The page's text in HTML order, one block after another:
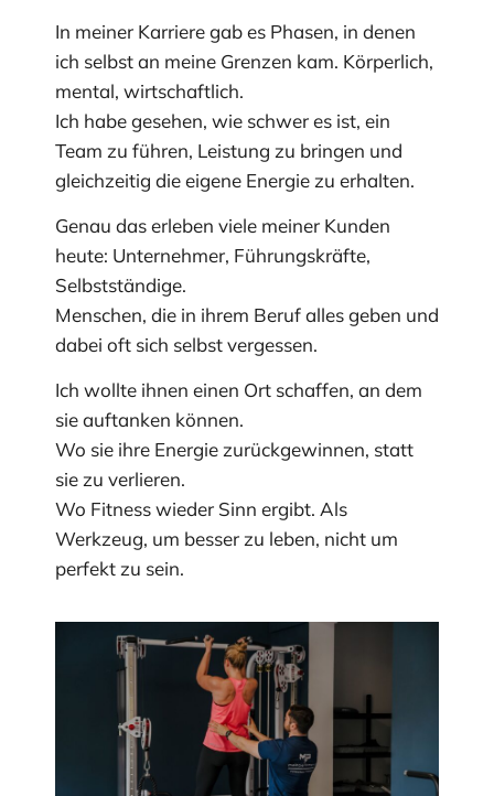
In meiner Karriere gab es Phasen, in denen
ich selbst an meine Grenzen kam. Körperlich,
mental, wirtschaftlich.
Ich habe gesehen, wie schwer es ist, ein
Team zu führen, Leistung zu bringen und
gleichzeitig die eigene Energie zu erhalten.
Genau das erleben viele meiner Kunden
heute: Unternehmer, Führungskräfte,
Selbstständige.
Menschen, die in ihrem Beruf alles geben und
dabei oft sich selbst vergessen.
Ich wollte ihnen einen Ort schaffen, an dem
sie auftanken können.
Wo sie ihre Energie zurückgewinnen, statt
sie zu verlieren.
Wo Fitness wieder Sinn ergibt. Als
Werkzeug, um besser zu leben, nicht um
perfekt zu sein.